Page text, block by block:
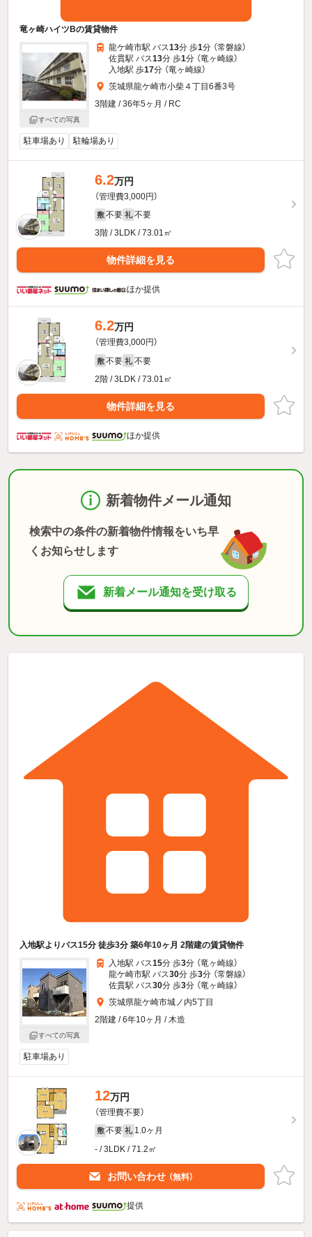
竜ヶ崎ハイツBの賃貸物件
すべての写真
龍ケ崎市駅 バス13分 歩1分 （常磐線）
佐貫駅 バス13分 歩1分 （竜ヶ崎線）
入地駅 歩17分 （竜ヶ崎線）
茨城県龍ケ崎市小柴４丁目6番3号
3階建 / 36年5ヶ月 / RC
駐車場あり 駐輪場あり
6.2万円
（管理費3,000円）
敷 不要 礼 不要
3階 / 3LDK / 73.01㎡
物件詳細を見る
ほか提供
6.2万円
（管理費3,000円）
敷 不要 礼 不要
2階 / 3LDK / 73.01㎡
物件詳細を見る
ほか提供
新着物件メール通知
検索中の条件の新着物件情報をいち早
くお知らせします
新着メール通知を受け取る
入地駅よりバス15分 徒歩3分 築6年10ヶ月 2階建の賃貸物件
すべての写真
入地駅 バス15分 歩3分 （竜ヶ崎線）
龍ケ崎市駅 バス30分 歩3分 （常磐線）
佐貫駅 バス30分 歩3分 （竜ヶ崎線）
茨城県龍ケ崎市城ノ内5丁目
2階建 / 6年10ヶ月 / 木造
駐車場あり
12万円
（管理費不要）
敷 不要 礼 1.0ヶ月
- / 3LDK / 71.2㎡
お問い合わせ （無料）
提供